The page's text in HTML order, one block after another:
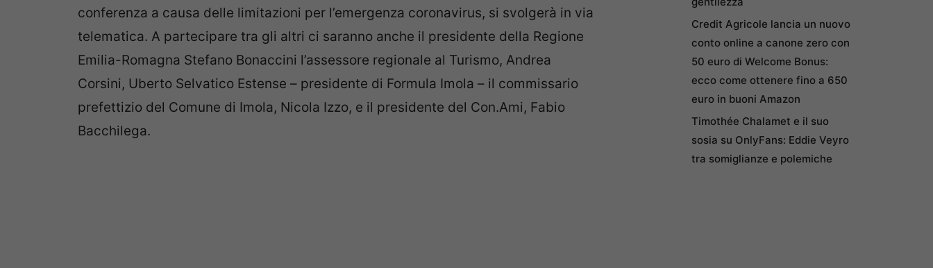
conferenza a causa delle limitazioni per l’emergenza coronavirus, si svolgerà in via
telematica. A partecipare tra gli altri ci saranno anche il presidente della Regione
Emilia-Romagna Stefano Bonaccini l’assessore regionale al Turismo, Andrea
Corsini, Uberto Selvatico Estense – presidente di Formula Imola – il commissario
prefettizio del Comune di Imola, Nicola Izzo, e il presidente del Con.Ami, Fabio
Bacchilega.
Credit Agricole lancia un nuovo
conto online a canone zero con
50 euro di Welcome Bonus:
ecco come ottenere fino a 650
euro in buoni Amazon
Timothée Chalamet e il suo
sosia su OnlyFans: Eddie Veyro
tra somiglianze e polemiche